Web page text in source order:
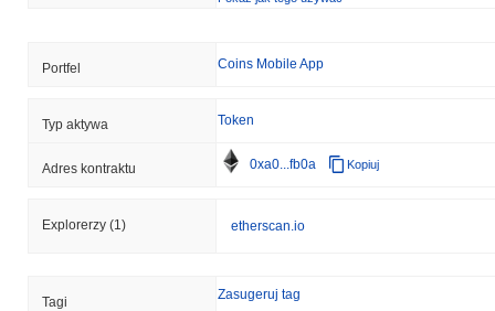
Portfel Coins Mobile App
Typ aktywa Token
Adres kontraktu 0xa0...fb0a Kopiuj
Explorerzy (1) etherscan.io
Tagi Zasugeruj tag